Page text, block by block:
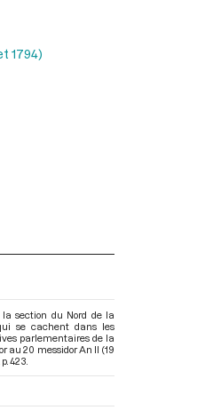
1794)
section du Nord de la
se cachent dans les
parlementaires de la
au 20 messidor An II (19
423.